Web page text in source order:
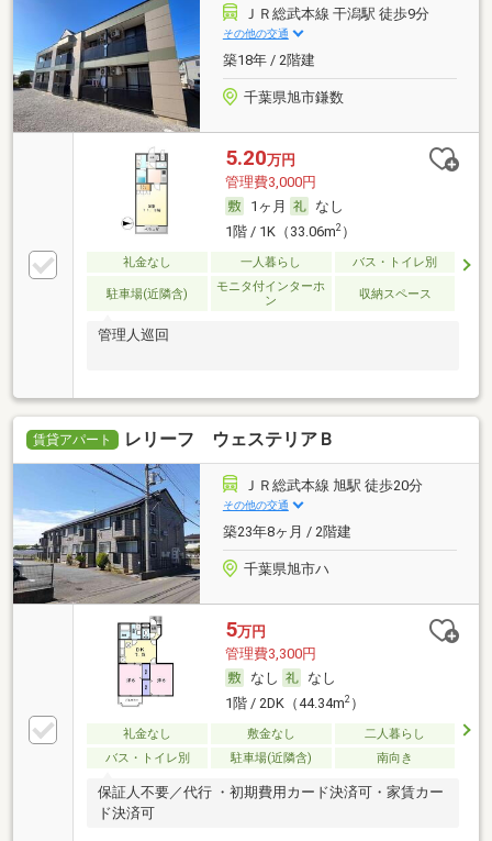
ＪＲ総武本線 干潟駅 徒歩9分
その他の交通
築18年 / 2階建
千葉県旭市鎌数
5.20万円
管理費3,000円
1ヶ月
なし
1階 / 1K（33.06m2）
礼金なし 一人暮らし バス・トイレ別
駐車場(近隣含)
モニタ付インターホ
ン
収納スペース
管理人巡回
賃貸アパート レリーフ ウェステリアＢ
ＪＲ総武本線 旭駅 徒歩20分
その他の交通
築23年8ヶ月 / 2階建
千葉県旭市ハ
5万円
管理費3,300円
なし
なし
1階 / 2DK（44.34m2）
礼金なし 敷金なし
二人暮らし
バス・トイレ別
駐車場(近隣含) 南向き
保証人不要／代行 ・初期費用カード決済可・家賃カー
ド決済可